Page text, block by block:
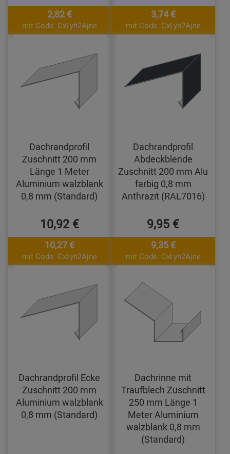
2,82 €
mit Code: CxLyh2Ajne
3,74 €
mit Code: CxLyh2Ajne
Dachrandprofil
Zuschnitt 200 mm
Länge 1 Meter
Aluminium walzblank
0,8 mm (Standard)
10,92 €
10,27 €
mit Code: CxLyh2Ajne
Dachrandprofil
Abdeckblende
Zuschnitt 200 mm Alu
farbig 0,8 mm
Anthrazit (RAL7016)
9,95 €
9,35 €
mit Code: CxLyh2Ajne
Dachrandprofil Ecke
Zuschnitt 200 mm
Aluminium walzblank
0,8 mm (Standard)
Dachrinne mit
Traufblech Zuschnitt
250 mm Länge 1
Meter Aluminium
walzblank 0,8 mm
(Standard)